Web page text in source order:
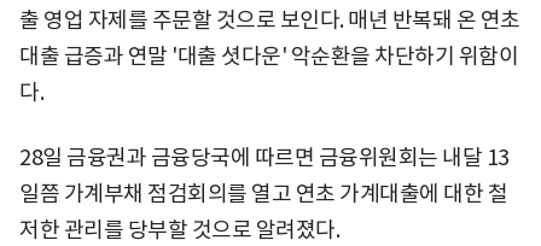
출 영업 자제를 주문할 것으로 보인다. 매년 반복돼 온 연초
대출 급증과 연말 '대출 셧다운' 악순환을 차단하기 위함이
다.
28일 금융권과 금융당국에 따르면 금융위원회는 내달 13
일쯤 가계부채 점검회의를 열고 연초 가계대출에 대한 철
저한 관리를 당부할 것으로 알려졌다.